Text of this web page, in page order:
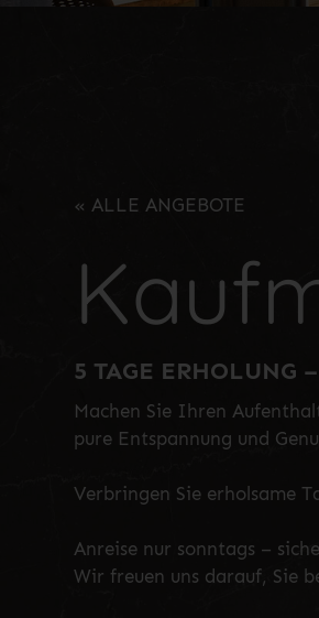
« ALLE ANGEBOTE
5 TAGE ERHOLUNG
Machen Sie Ihren
pure Entspannung und
Verbringen Sie erholsame
Anreise nur sonntags –
Wir freuen uns darauf, Sie